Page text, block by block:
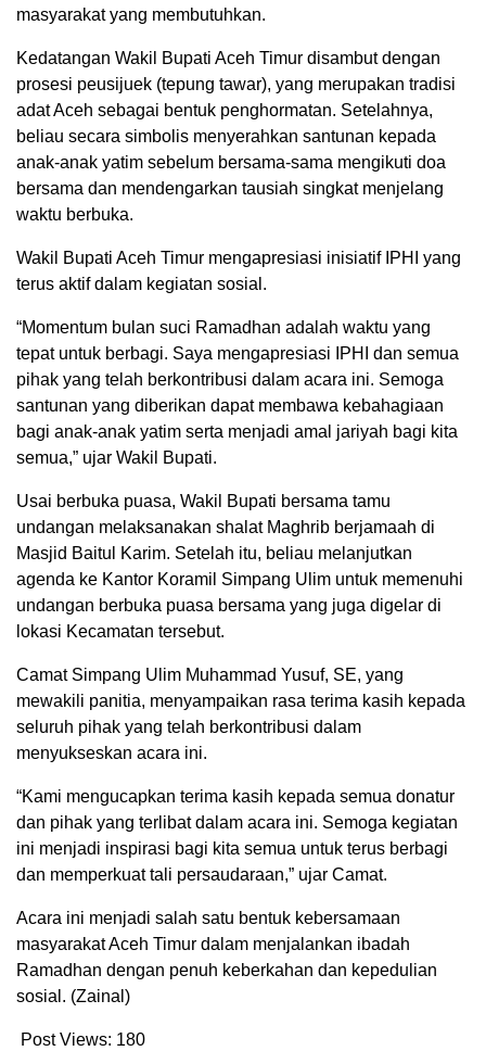
masyarakat yang membutuhkan.
Kedatangan Wakil Bupati Aceh Timur disambut dengan
prosesi peusijuek (tepung tawar), yang merupakan tradisi
adat Aceh sebagai bentuk penghormatan. Setelahnya,
beliau secara simbolis menyerahkan santunan kepada
anak-anak yatim sebelum bersama-sama mengikuti doa
bersama dan mendengarkan tausiah singkat menjelang
waktu berbuka.
Wakil Bupati Aceh Timur mengapresiasi inisiatif IPHI yang
terus aktif dalam kegiatan sosial.
“Momentum bulan suci Ramadhan adalah waktu yang
tepat untuk berbagi. Saya mengapresiasi IPHI dan semua
pihak yang telah berkontribusi dalam acara ini. Semoga
santunan yang diberikan dapat membawa kebahagiaan
bagi anak-anak yatim serta menjadi amal jariyah bagi kita
semua,” ujar Wakil Bupati.
Usai berbuka puasa, Wakil Bupati bersama tamu
undangan melaksanakan shalat Maghrib berjamaah di
Masjid Baitul Karim. Setelah itu, beliau melanjutkan
agenda ke Kantor Koramil Simpang Ulim untuk memenuhi
undangan berbuka puasa bersama yang juga digelar di
lokasi Kecamatan tersebut.
Camat Simpang Ulim Muhammad Yusuf, SE, yang
mewakili panitia, menyampaikan rasa terima kasih kepada
seluruh pihak yang telah berkontribusi dalam
menyukseskan acara ini.
“Kami mengucapkan terima kasih kepada semua donatur
dan pihak yang terlibat dalam acara ini. Semoga kegiatan
ini menjadi inspirasi bagi kita semua untuk terus berbagi
dan memperkuat tali persaudaraan,” ujar Camat.
Acara ini menjadi salah satu bentuk kebersamaan
masyarakat Aceh Timur dalam menjalankan ibadah
Ramadhan dengan penuh keberkahan dan kepedulian
sosial. (Zainal)
Post Views: 180